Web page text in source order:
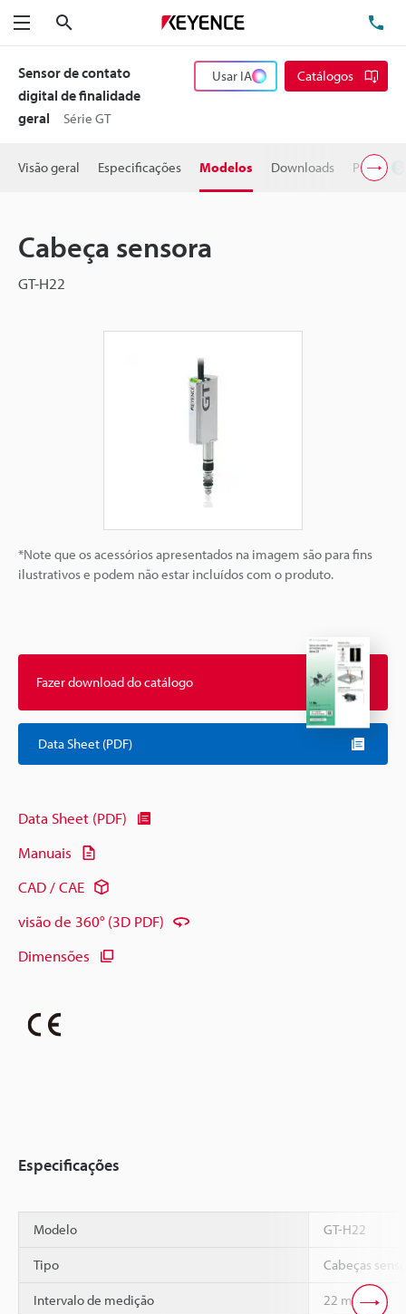
Menu
Sensor de contato
digital de finalidade
geral
Série GT
Usar IA Catálogos
Visão geral Especificações Modelos Downloads Preço
Cabeça sensora
GT-H22
*Note que os acessórios apresentados na imagem são para fins
ilustrativos e podem não estar incluídos com o produto.
Fazer download do catálogo
Data Sheet (PDF)
Data Sheet (PDF)
Manuais
CAD / CAE
visão de 360° (3D PDF)
Dimensões
Especificações
Modelo GT-H22
Tipo Cabeças
Intervalo de medição 22 mm